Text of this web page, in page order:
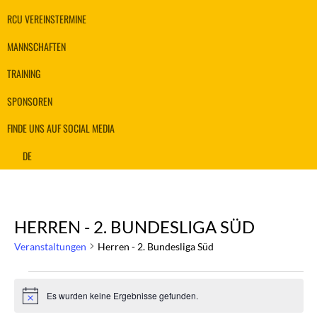
RCU VEREINSTERMINE
MANNSCHAFTEN
TRAINING
SPONSOREN
FINDE UNS AUF SOCIAL MEDIA
DE
HERREN - 2. BUNDESLIGA SÜD
Veranstaltungen Herren - 2. Bundesliga Süd
VERANSTALTUNGEN
HinweisEs wurden keine Ergebnisse gefunden.